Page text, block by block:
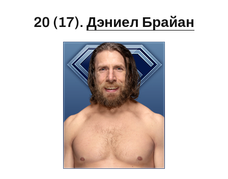
20 (17). Дэниел Брайан